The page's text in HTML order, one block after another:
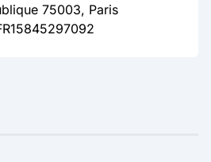
75003, Paris